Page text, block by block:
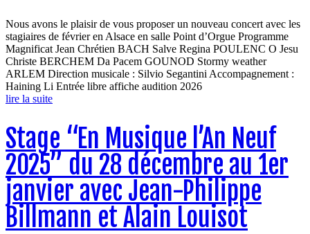
Nous avons le plaisir de vous proposer un nouveau concert avec les
stagiaires de février en Alsace en salle Point d’Orgue Programme
Magnificat Jean Chrétien BACH Salve Regina POULENC O Jesu
Christe BERCHEM Da Pacem GOUNOD Stormy weather
ARLEM Direction musicale : Silvio Segantini Accompagnement :
Haining Li Entrée libre affiche audition 2026
lire la suite
Stage “En Musique l’An Neuf
2025” du 28 décembre au 1er
janvier avec Jean-Philippe
Billmann et Alain Louisot